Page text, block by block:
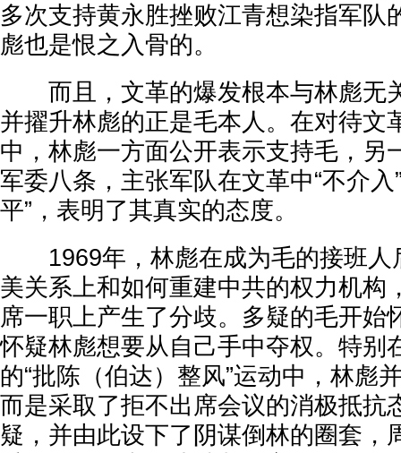
多次支持黄永胜挫败江青想染指军队
彪也是恨之入骨的。
而且，文革的爆发根本与林彪无
并擢升林彪的正是毛本人。在对待文
中，林彪一方面公开表示支持毛，另
军委八条，主张军队在文革中“不介入
平”，表明了其真实的态度。
1969年，林彪在成为毛的接班人
美关系上和如何重建中共的权力机构
席一职上产生了分歧。多疑的毛开始
怀疑林彪想要从自己手中夺权。特别
的“批陈（伯达）整风”运动中，林彪
而是采取了拒不出席会议的消极抵抗
疑，并由此设下了阴谋倒林的圈套，